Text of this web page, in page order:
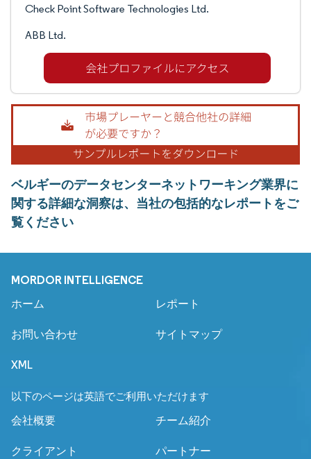
Check Point Software Technologies Ltd.
ABB Ltd.
ベルギーのデータセンターネットワーキング業界に
関する詳細な洞察は、当社の包括的なレポートをご
覧ください
MORDOR INTELLIGENCE
ホーム レポート
お問い合わせ サイトマップ
XML
以下のページは英語でご利用いただけます
会社概要 チーム紹介
クライアント パートナー